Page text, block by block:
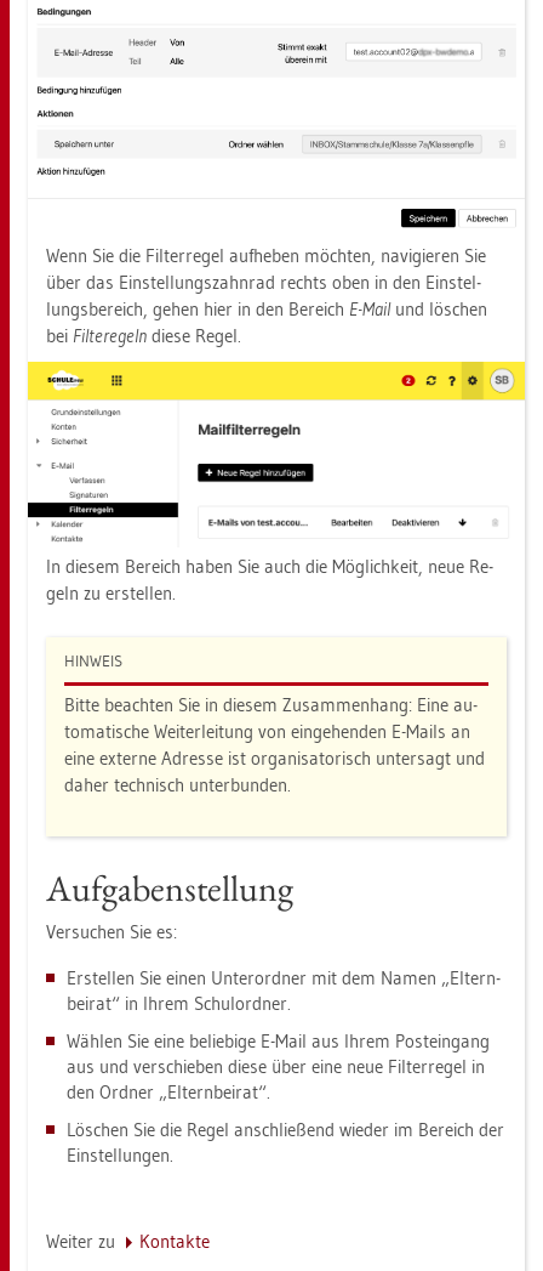
Wenn Sie die Fil­ter­re­gel auf­he­ben möch­ten, na­vi­gie­ren Sie
über das Ein­stel­lungs­zahn­rad rechts oben in den Ein­stel­
lungs­be­reich, gehen hier in den Be­reich E-Mailund lö­schen
bei Fil­te­re­geln diese Regel.
In die­sem Be­reich haben Sie auch die Mög­lich­keit, neue Re­
geln zu er­stel­len.
HIN­WEIS
Bitte be­ach­ten Sie in die­sem Zu­sam­men­hang: Eine au­
to­ma­ti­sche Wei­ter­lei­tung von ein­ge­hen­den E-Mails an
eine ex­ter­ne Adres­se ist or­ga­ni­sa­to­risch un­ter­sagt und
daher tech­nisch un­ter­bun­den.
Auf­ga­ben­stel­lung
Ver­su­chen Sie es:
Er­stel­len Sie einen Un­ter­ord­ner mit dem Namen „El­tern­
bei­rat“ in Ihrem Schul­ord­ner.
Wäh­len Sie eine be­lie­bi­ge E-Mail aus Ihrem Post­ein­gang
aus und ver­schie­ben diese über eine neue Fil­ter­re­gel in
den Ord­ner „El­tern­bei­rat“.
Lö­schen Sie die Regel an­schlie­ßend wie­der im Be­reich der
Ein­stel­lun­gen.
Wei­ter zu Kon­tak­te